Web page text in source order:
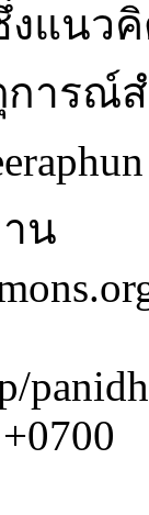
งแนว
การณ์
น